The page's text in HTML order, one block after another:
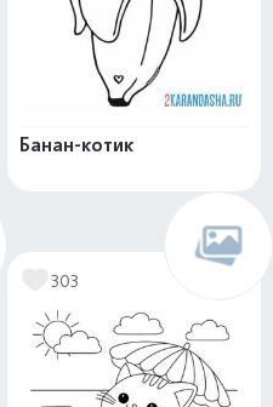
Банан-котик
303